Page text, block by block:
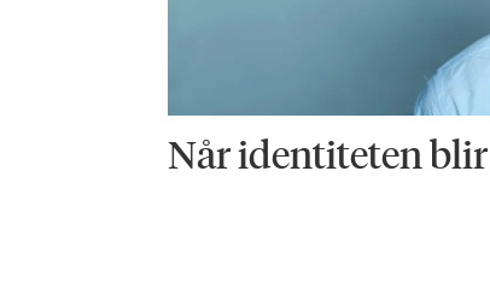
Når identiteten